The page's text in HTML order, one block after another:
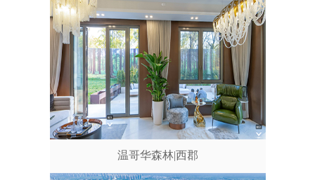
温哥华森林|西郡